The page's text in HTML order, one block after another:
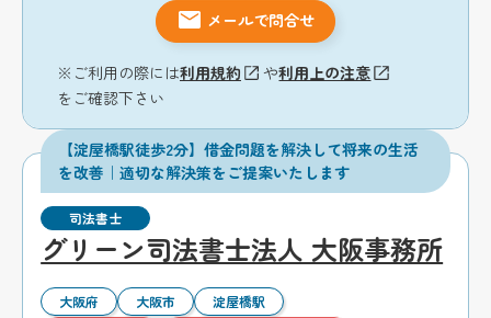
メールで問合せ
※ご利用の際には利用規約 や利用上の注意
をご確認下さい
【淀屋橋駅徒歩2分】借金問題を解決して将来の生活
を改善｜適切な解決策をご提案いたします
司法書士
グリーン司法書士法人 大阪事務所
大阪府 大阪市 淀屋橋駅